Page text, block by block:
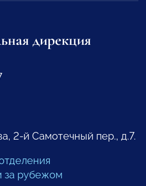
дирекция
2-й Самотечный пер., д.7.
за рубежом